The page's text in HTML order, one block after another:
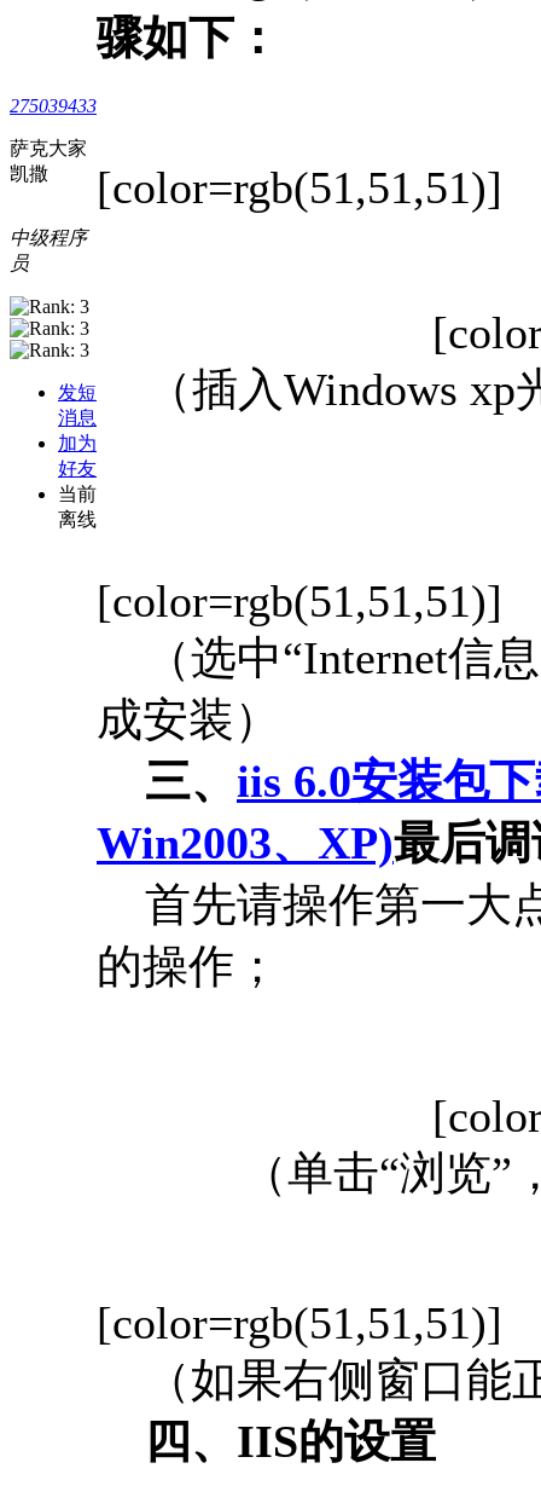
275039433
萨克大家
凯撒
中级程序
员
发短
消息
加为
好友
当前
离线
骤如下：
[color=rgb(51,51,51)]
（插入Windows xp
[color=rgb(51,51,51)]
（选中“Internet信
成安装）
三、 iis 6.0安装包
Win2003、XP)最后
首先请操作第一大
的操作；
（单击“浏览”
[color=rgb(51,51,51)]
（如果右侧窗口能
四、IIS的设置